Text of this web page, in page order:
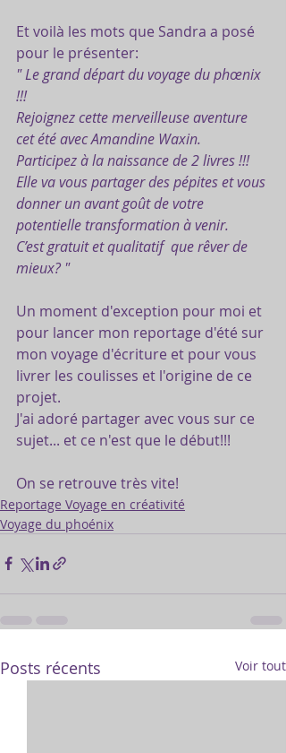
Et voilà les mots que Sandra a posé
pour le présenter:
" Le grand départ du voyage du phœnix
!!!
Rejoignez cette merveilleuse aventure
cet été avec Amandine Waxin.
Participez à la naissance de 2 livres !!!
Elle va vous partager des pépites et vous
donner un avant goût de votre
potentielle transformation à venir.
C’est gratuit et qualitatif  que rêver de
mieux? "
Un moment d'exception pour moi et
pour lancer mon reportage d'été sur
mon voyage d'écriture et pour vous
livrer les coulisses et l'origine de ce
projet.
J'ai adoré partager avec vous sur ce
sujet... et ce n'est que le début!!!
On se retrouve très vite!
Reportage Voyage en créativité
Voyage du phoénix
Posts récents Voir tout